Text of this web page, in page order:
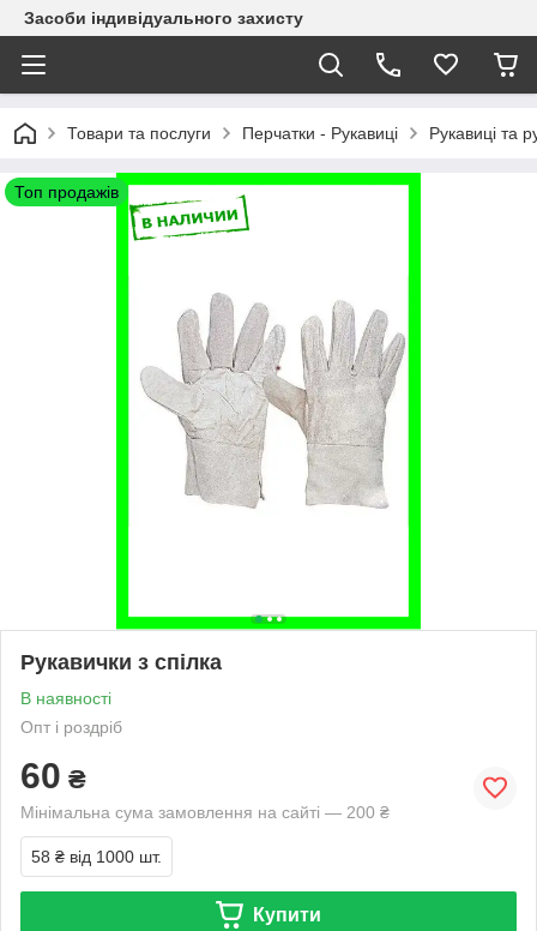
Засоби індивідуального захисту
Товари та послуги Перчатки - Рукавиці Рукавиці та
Топ продажів
Рукавички з спілка
В наявності
Опт і роздріб
60 ₴
Мінімальна сума замовлення на сайті — 200 ₴
58 ₴ від 1000 шт.
Купити